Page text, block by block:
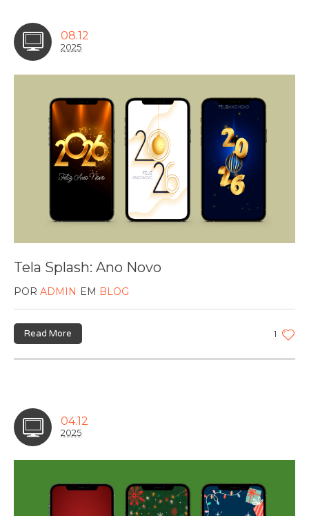
08.12
2025
Tela Splash: Ano Novo
POR ADMIN EM BLOG
1
Read More
04.12
2025